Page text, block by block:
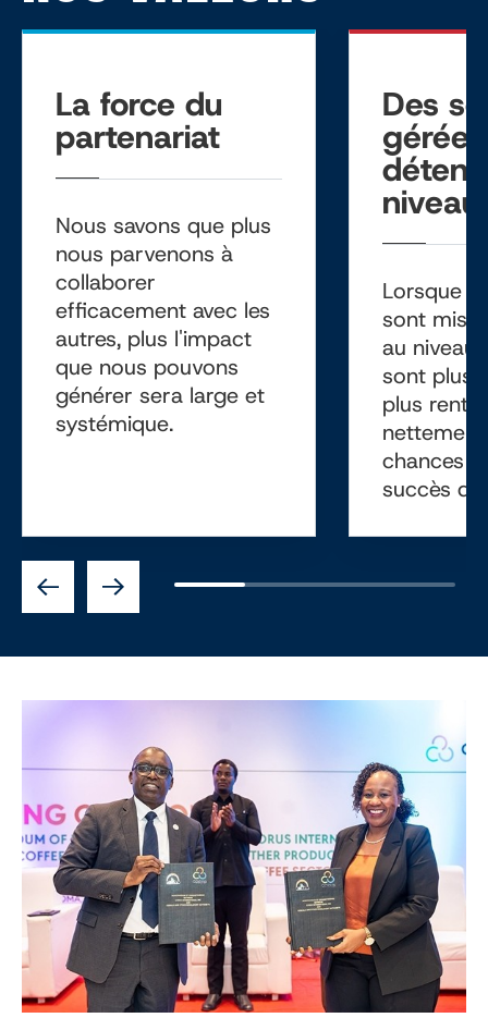
Previous
La force du
partenariat
Nous savons que plus
nous parvenons à
collaborer
efficacement avec les
autres, plus l'impact
que nous pouvons
générer sera large et
systémique.
Des
Lorsque
sont
au niveau
sont plus
plus
chances
succès
Next